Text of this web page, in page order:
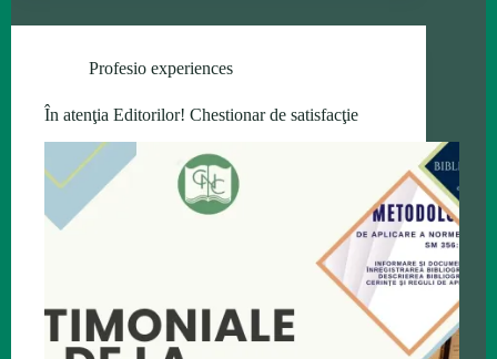
Profesio experiences
În atenţia Editorilor! Chestionar de satisfacţie